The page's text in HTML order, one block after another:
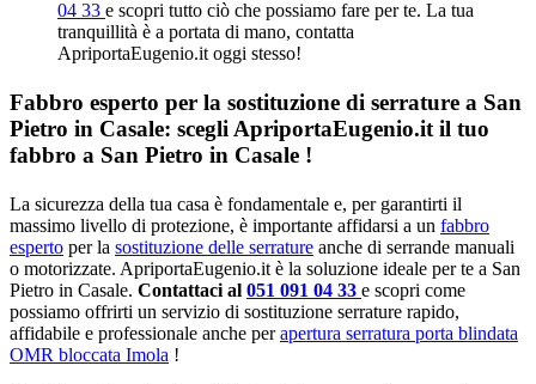
04 33 e scopri tutto ciò che possiamo fare per te. La tua
tranquillità è a portata di mano, contatta
ApriportaEugenio.it oggi stesso!
Fabbro esperto per la sostituzione di serrature a San
Pietro in Casale: scegli ApriportaEugenio.it il tuo
fabbro a San Pietro in Casale !
La sicurezza della tua casa è fondamentale e, per garantirti il
massimo livello di protezione, è importante affidarsi a un fabbro
esperto per la sostituzione delle serrature anche di serrande manuali
o motorizzate. ApriportaEugenio.it è la soluzione ideale per te a San
Pietro in Casale. Contattaci al 051 091 04 33 e scopri come
possiamo offrirti un servizio di sostituzione serrature rapido,
affidabile e professionale anche perapertura serratura porta blindata
OMR bloccata Imola !